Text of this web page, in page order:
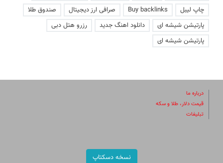
چاپ لیبل
Buy backlinks صرافی ارز دیجیتال
صندوق طلا
پارتیشن شیشه ای
دانلود اهنگ جدید
رزرو هتل دبی
پارتیشن شیشه ای
درباره ما
قیمت دلار، طلا و سکه
تبلیغات
نسخه دسکتاپ